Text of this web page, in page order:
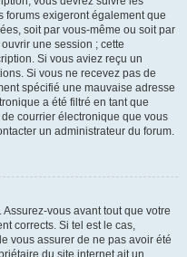
forums exigeront également que
soit par vous-même ou soit par
une session ; cette
Si vous aviez reçu un
Si vous ne recevez pas de
spécifié une mauvaise adresse
a été filtré en tant que
courrier électronique que vous
un administrateur du forum.
vous avant tout que votre
corrects. Si tel est le cas,
vous assurer de ne pas avoir été
du site internet ait un